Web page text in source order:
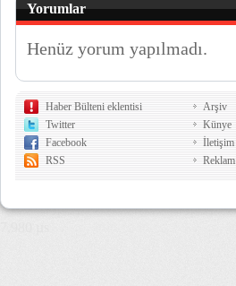
Yorumlar
Henüz yorum yapılmadı.
Haber Bülteni eklentisi
Twitter
Facebook
RSS
Arşiv
Künye
İletişim
Reklam